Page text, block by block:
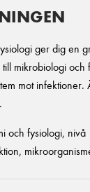
ger dig en
mikrobiologi
mot
och fysiologi,